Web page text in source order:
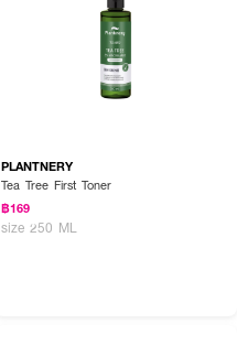
PLANTNERY
Tea Tree First Toner
฿169
size 250 ML